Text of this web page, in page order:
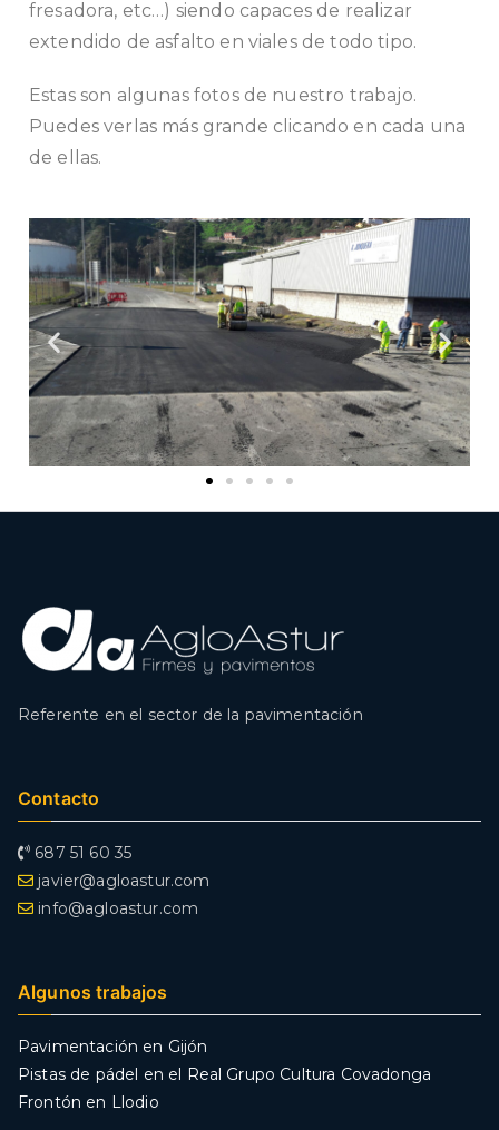
fresadora, etc…) siendo capaces de realizar
extendido de asfalto en viales de todo tipo.
Estas son algunas fotos de nuestro trabajo.
Puedes verlas más grande clicando en cada una
de ellas.
Referente en el sector de la pavimentación
Contacto
687 51 60 35
javier@agloastur.com
info@agloastur.com
Algunos trabajos
Pavimentación en Gijón
Pistas de pádel en el Real Grupo Cultura Covadonga
Frontón en Llodio